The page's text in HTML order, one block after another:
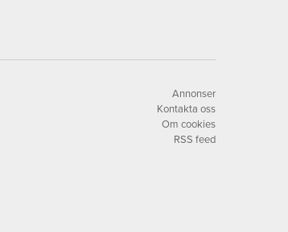
Annonser
Kontakta oss
Om cookies
RSS feed